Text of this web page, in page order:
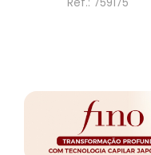
Ref.: 759175